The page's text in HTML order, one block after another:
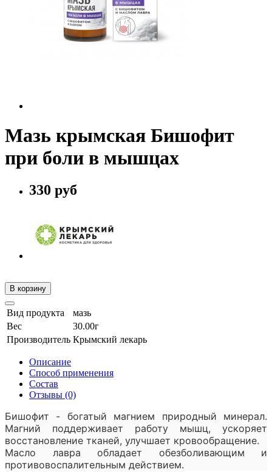
Мазь крымская Бишофит
при боли в мышцах
330 руб
В корзину
Вид продукта
мазь
Вес
30.00г
Производитель Крымский лекарь
Описание
Способ применения
Состав
Отзывы (0)
Бишофит - богатый магнием природный минерал.
Магний поддерживает работу мышц, ускоряет
восстановление тканей, улучшает кровообращение.
Масло лавра обладает обезболивающим и
противовоспалительным действием.